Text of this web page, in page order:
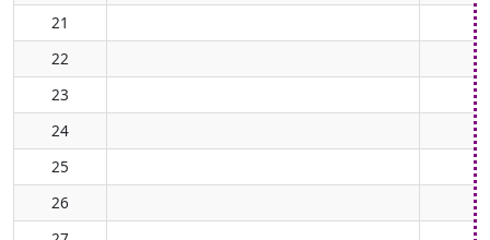
21
22
23
24
25
26